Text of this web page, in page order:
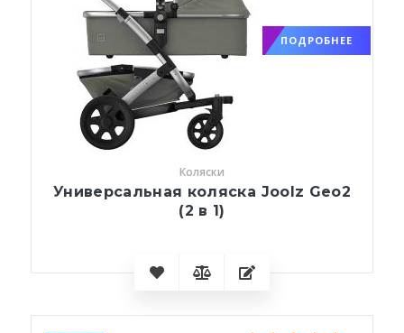
ПОДРОБНЕЕ
Коляски
Универсальная коляска Joolz Geo2
(2 в 1)